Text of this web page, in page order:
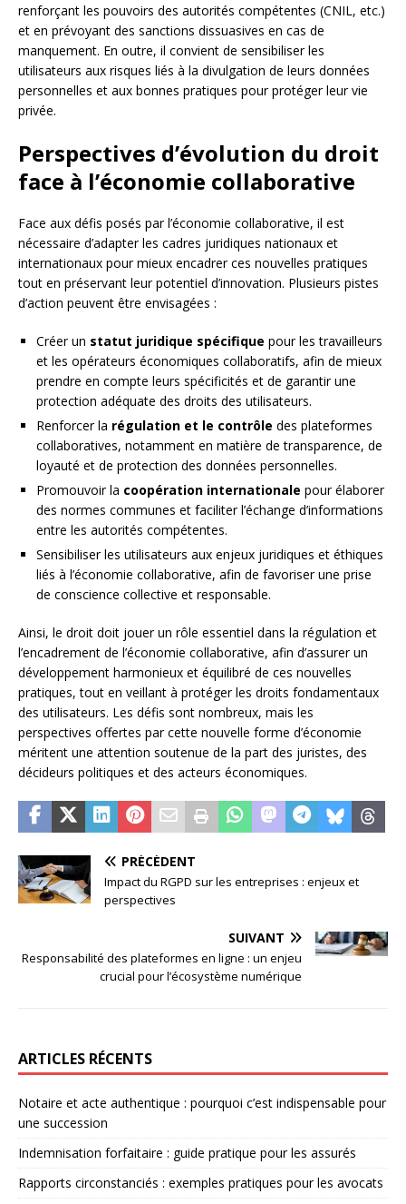
renforçant les pouvoirs des autorités compétentes (CNIL, etc.)
et en prévoyant des sanctions dissuasives en cas de
manquement. En outre, il convient de sensibiliser les
utilisateurs aux risques liés à la divulgation de leurs données
personnelles et aux bonnes pratiques pour protéger leur vie
privée.
Perspectives d’évolution du droit
face à l’économie collaborative
Face aux défis posés par l’économie collaborative, il est
nécessaire d’adapter les cadres juridiques nationaux et
internationaux pour mieux encadrer ces nouvelles pratiques
tout en préservant leur potentiel d’innovation. Plusieurs pistes
d’action peuvent être envisagées :
Créer un statut juridique spécifique pour les travailleurs
et les opérateurs économiques collaboratifs, afin de mieux
prendre en compte leurs spécificités et de garantir une
protection adéquate des droits des utilisateurs.
Renforcer la régulation et le contrôle des plateformes
collaboratives, notamment en matière de transparence, de
loyauté et de protection des données personnelles.
Promouvoir la coopération internationale pour élaborer
des normes communes et faciliter l’échange d’informations
entre les autorités compétentes.
Sensibiliser les utilisateurs aux enjeux juridiques et éthiques
liés à l’économie collaborative, afin de favoriser une prise
de conscience collective et responsable.
Ainsi, le droit doit jouer un rôle essentiel dans la régulation et
l’encadrement de l’économie collaborative, afin d’assurer un
développement harmonieux et équilibré de ces nouvelles
pratiques, tout en veillant à protéger les droits fondamentaux
des utilisateurs. Les défis sont nombreux, mais les
perspectives offertes par cette nouvelle forme d’économie
méritent une attention soutenue de la part des juristes, des
décideurs politiques et des acteurs économiques.
PRÉCÉDENT
Impact du RGPD sur les entreprises : enjeux et
perspectives
SUIVANT
Responsabilité des plateformes en ligne : un enjeu
crucial pour l’écosystème numérique
ARTICLES RÉCENTS
Notaire et acte authentique : pourquoi c’est indispensable pour
une succession
Indemnisation forfaitaire : guide pratique pour les assurés
Rapports circonstanciés : exemples pratiques pour les avocats